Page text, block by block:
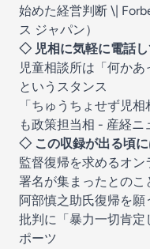
始めた経営判断 \|
ス ジャパン）
◇ 児相に気軽に電話
児童相談所は「何かあ
というスタンス
「ちゅうちょせず児
も政策担当相 - 産経ニ
◇ この収録が出る頃
監督復帰を求めるオ
署名が集まったとのこ
阿部慎之助氏復帰を
批判に「暴力一切肯
ポーツ